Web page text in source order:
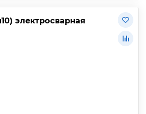
электросварная